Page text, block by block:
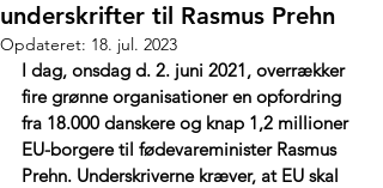
underskrifter til Rasmus Prehn
Opdateret: 18. jul. 2023
I dag, onsdag d. 2. juni 2021, overrækker
fire grønne organisationer en opfordring
fra 18.000 danskere og knap 1,2 millioner
EU-borgere til fødevareminister Rasmus
Prehn. Underskriverne kræver, at EU skal